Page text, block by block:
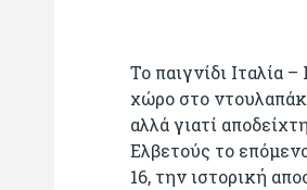
Το παιγνίδι Ιταλία
χώρο στο
αλλά γιατί
Ελβετούς το
16, την ιστορική